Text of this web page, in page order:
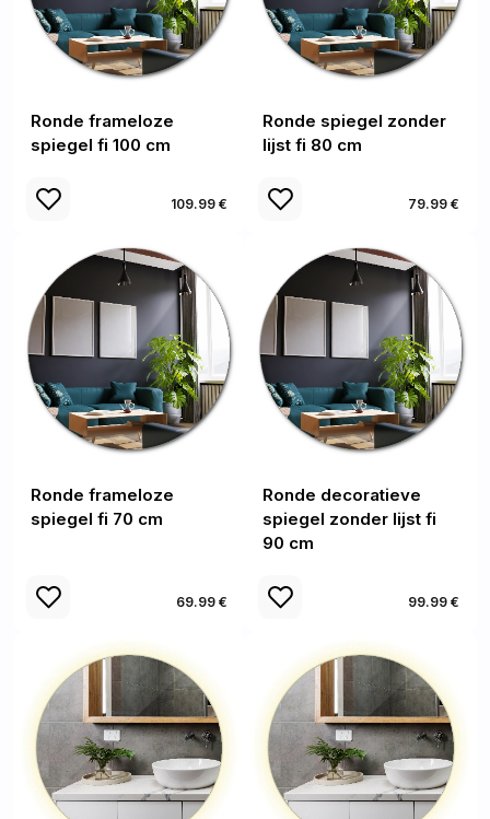
Ronde frameloze
spiegel fi 100 cm
109.99 €
Ronde spiegel zonder
lijst fi 80 cm
79.99 €
Ronde frameloze
spiegel fi 70 cm
69.99 €
Ronde decoratieve
spiegel zonder lijst fi
90 cm
99.99 €